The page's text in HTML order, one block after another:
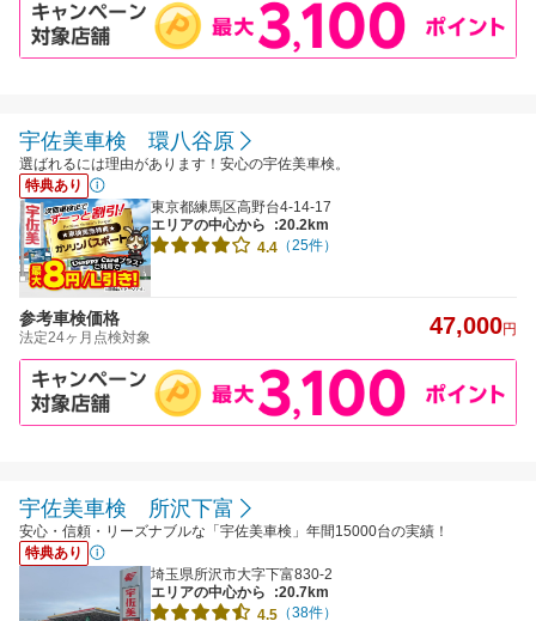
宇佐美車検 環八谷原
選ばれるには理由があります！安心の宇佐美車検。
特典あり
東京都練馬区高野台4-14-17
エリアの中心から
:20.2km
4.4 （25件）
参考車検価格
法定24ヶ月点検対象 47,000円
宇佐美車検 所沢下富
安心・信頼・リーズナブルな「宇佐美車検」年間15000台の実績！
特典あり
埼玉県所沢市大字下富830-2
エリアの中心から
:20.7km
4.5 （38件）